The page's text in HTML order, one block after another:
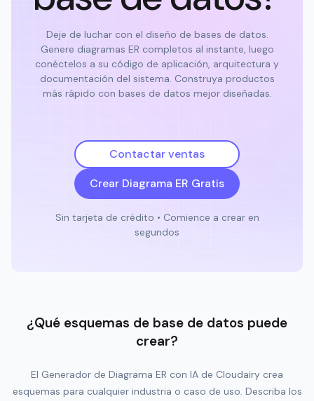
Deje de luchar con el diseño de bases de datos.
Genere diagramas ER completos al instante, luego
conéctelos a su código de aplicación, arquitectura y
documentación del sistema. Construya productos
más rápido con bases de datos mejor diseñadas.
Contactar ventas
Crear Diagrama ER Gratis
Sin tarjeta de crédito • Comience a crear en
segundos
¿Qué esquemas de base de datos puede
crear?
El Generador de Diagrama ER con IA de Cloudairy crea
esquemas para cualquier industria o caso de uso. Describa los